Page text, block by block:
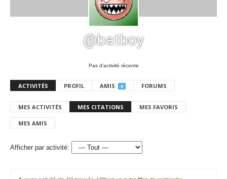
@batboy
Pas d’activité récente
ACTIVITÉS PROFIL AMIS 0 FORUMS
MES ACTIVITÉS MES CITATIONS MES FAVORIS
MES AMIS
Afficher par activité: